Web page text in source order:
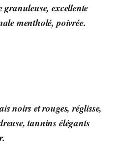
excellente
mentholé, poivrée.
noirs et rouges, réglisse,
tannins élégants